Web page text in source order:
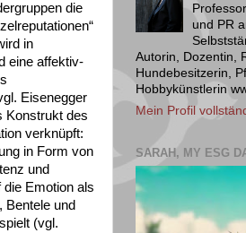
die
in
eine affektiv-
Eisenegger
Konstrukt des
verknüpft:
in Form von
und
die Emotion als
Bentele und
(vgl.
und PR
Autorin, Dozentin,
Hundebesitzerin,
Hobbykünstlerin
Mein Profil
SARAH, MY ESG